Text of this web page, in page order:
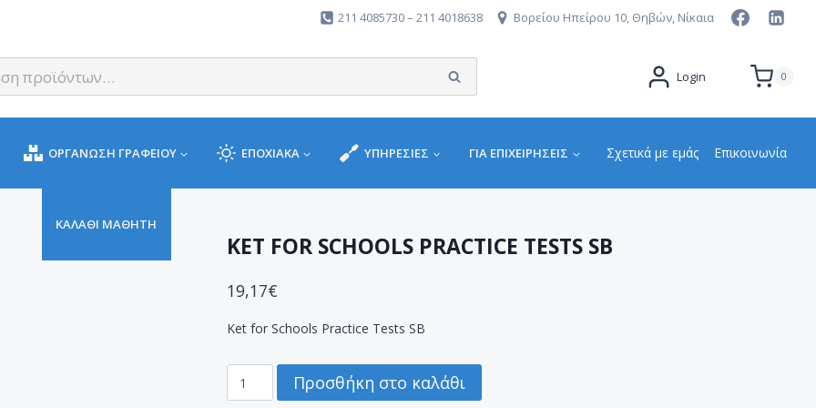
211 4085730 – 211 4018638 Βορείου Ηπείρου 10, Θηβών, Νίκαια
Αναζήτηση Login 0
ΟΡΓΑΝΩΣΗ ΓΡΑΦΕΙΟΥ ΕΠΟΧΙΑΚΑ ΥΠΗΡΕΣΙΕΣ ΓΙΑ ΕΠΙΧΕΙΡΉΣΕΙΣ
ΚΑΛΑΘΙ ΜΑΘΗΤΗ
Σχετικά με εμάς Επικοινωνία
KET FOR SCHOOLS PRACTICE TESTS SB
19,17€
Ket for Schools Practice Tests SB
FOR
Προσθήκη στο καλάθι